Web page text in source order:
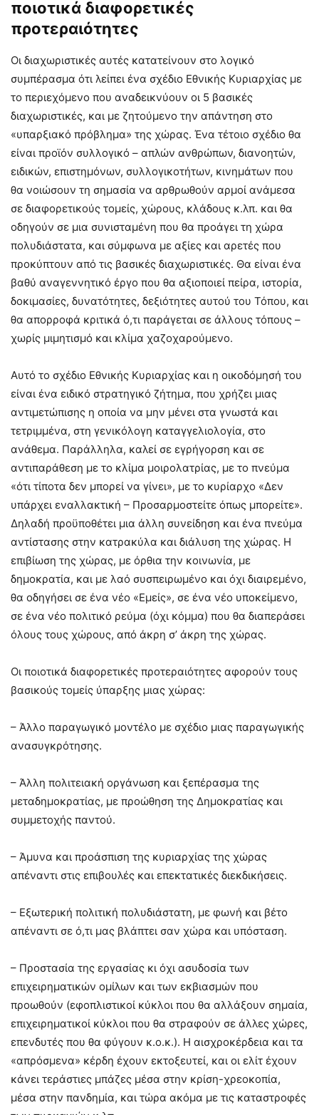
ποιοτικά διαφορετικές
προτεραιότητες
Οι διαχωριστικές αυτές κατατείνουν στο λογικό
συμπέρασμα ότι λείπει ένα σχέδιο Εθνικής Κυριαρχίας με
το περιεχόμενο που αναδεικνύουν οι 5 βασικές
διαχωριστικές, και με ζητούμενο την απάντηση στο
«υπαρξιακό πρόβλημα» της χώρας. Ένα τέτοιο σχέδιο θα
είναι προϊόν συλλογικό – απλών ανθρώπων, διανοητών,
ειδικών, επιστημόνων, συλλογικοτήτων, κινημάτων που
θα νοιώσουν τη σημασία να αρθρωθούν αρμοί ανάμεσα
σε διαφορετικούς τομείς, χώρους, κλάδους κ.λπ. και θα
οδηγούν σε μια συνισταμένη που θα προάγει τη χώρα
πολυδιάστατα, και σύμφωνα με αξίες και αρετές που
προκύπτουν από τις βασικές διαχωριστικές. Θα είναι ένα
βαθύ αναγεννητικό έργο που θα αξιοποιεί πείρα, ιστορία,
δοκιμασίες, δυνατότητες, δεξιότητες αυτού του Τόπου, και
θα απορροφά κριτικά ό,τι παράγεται σε άλλους τόπους –
χωρίς μιμητισμό και κλίμα χαζοχαρούμενο.
Αυτό το σχέδιο Εθνικής Κυριαρχίας και η οικοδόμησή του
είναι ένα ειδικό στρατηγικό ζήτημα, που χρήζει μιας
αντιμετώπισης η οποία να μην μένει στα γνωστά και
τετριμμένα, στη γενικόλογη καταγγελιολογία, στο
ανάθεμα. Παράλληλα, καλεί σε εγρήγορση και σε
αντιπαράθεση με το κλίμα μοιρολατρίας, με το πνεύμα
«ότι τίποτα δεν μπορεί να γίνει», με το κυρίαρχο «Δεν
υπάρχει εναλλακτική – Προσαρμοστείτε όπως μπορείτε».
Δηλαδή προϋποθέτει μια άλλη συνείδηση και ένα πνεύμα
αντίστασης στην κατρακύλα και διάλυση της χώρας. Η
επιβίωση της χώρας, με όρθια την κοινωνία, με
δημοκρατία, και με λαό συσπειρωμένο και όχι διαιρεμένο,
θα οδηγήσει σε ένα νέο «Εμείς», σε ένα νέο υποκείμενο,
σε ένα νέο πολιτικό ρεύμα (όχι κόμμα) που θα διαπεράσει
όλους τους χώρους, από άκρη σ’ άκρη της χώρας.
Οι ποιοτικά διαφορετικές προτεραιότητες αφορούν τους
βασικούς τομείς ύπαρξης μιας χώρας:
– Άλλο παραγωγικό μοντέλο με σχέδιο μιας παραγωγικής
ανασυγκρότησης.
– Άλλη πολιτειακή οργάνωση και ξεπέρασμα της
μεταδημοκρατίας, με προώθηση της Δημοκρατίας και
συμμετοχής παντού.
– Άμυνα και προάσπιση της κυριαρχίας της χώρας
απέναντι στις επιβουλές και επεκτατικές διεκδικήσεις.
– Εξωτερική πολιτική πολυδιάστατη, με φωνή και βέτο
απέναντι σε ό,τι μας βλάπτει σαν χώρα και υπόσταση.
– Προστασία της εργασίας κι όχι ασυδοσία των
επιχειρηματικών ομίλων και των εκβιασμών που
προωθούν (εφοπλιστικοί κύκλοι που θα αλλάξουν σημαία,
επιχειρηματικοί κύκλοι που θα στραφούν σε άλλες χώρες,
επενδυτές που θα φύγουν κ.ο.κ.). Η αισχροκέρδεια και τα
«απρόσμενα» κέρδη έχουν εκτοξευτεί, και οι ελίτ έχουν
κάνει τεράστιες μπάζες μέσα στην κρίση-χρεοκοπία,
μέσα στην πανδημία, και τώρα ακόμα με τις καταστροφές